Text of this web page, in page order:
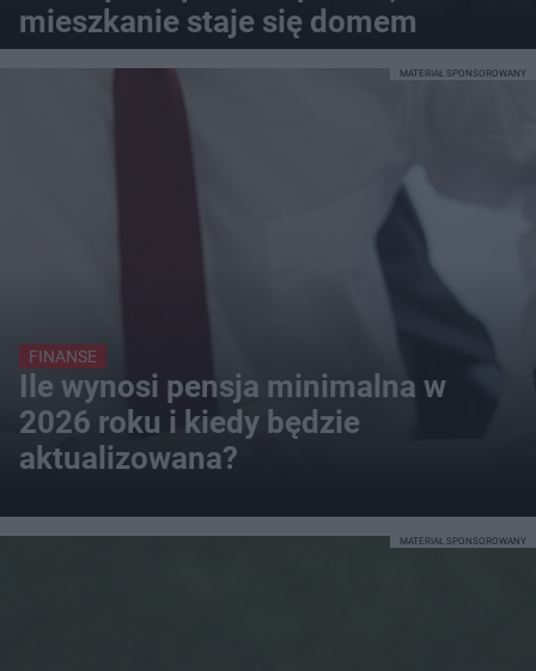
mieszkanie staje się domem
FINANSE
Ile wynosi pensja minimalna w
2026 roku i kiedy będzie
aktualizowana?
MATERIAŁ SPONSOROWANY
MATERIAŁ SPONSOROWANY